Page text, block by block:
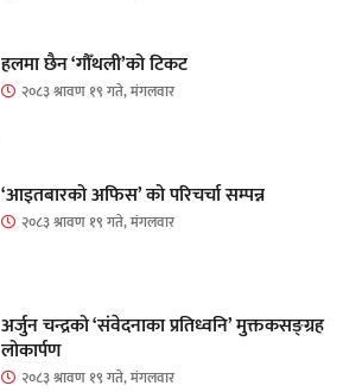
हलमा छैन ‘गौँथली’को टिकट
२०८३ श्रावण १९ गते, मंगलवार
‘आइतबारको अफिस’ को परिचर्चा सम्पन्न
२०८३ श्रावण १९ गते, मंगलवार
अर्जुन चन्द्रको ‘संवेदनाका प्रतिध्वनि’ मुक्तकसङ्ग्रह
लोकार्पण
२०८३ श्रावण १९ गते, मंगलवार